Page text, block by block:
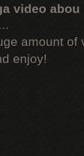
video abou
amount of
enjoy!